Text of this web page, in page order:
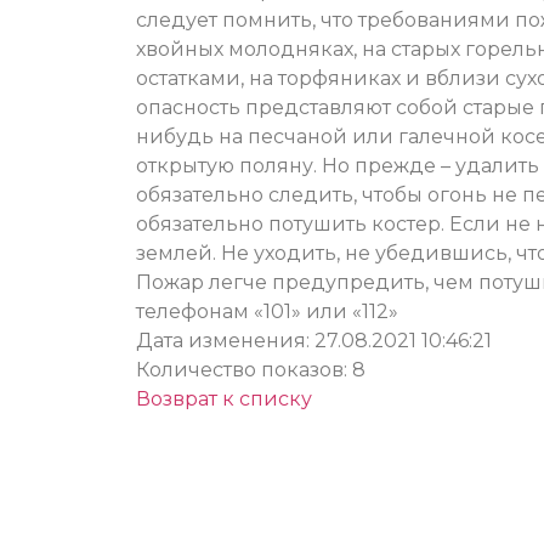
следует помнить, что требованиями
хвойных молодняках, на старых
остатками, на торфяниках и вблизи
опасность представляют собой
нибудь на песчаной или галечной
открытую поляну. Но прежде – удалить
обязательно следить, чтобы огонь не
обязательно потушить костер. Если
землей. Не уходить, не убедившись,
Пожар легче предупредить, чем
телефонам «101» или «112»
Дата изменения: 27.08.2021 10:46:21
Количество показов: 8
Возврат к списку